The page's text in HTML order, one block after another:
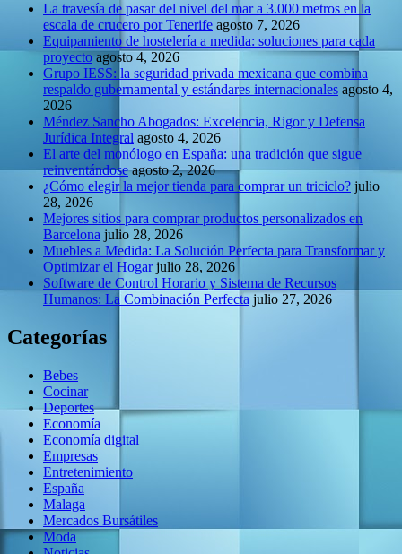
La travesía de pasar del nivel del mar a 3.000 metros en la
escala de crucero por Tenerife agosto 7, 2026
Equipamiento de hostelería a medida: soluciones para cada
proyecto agosto 4, 2026
Grupo IESS: la seguridad privada mexicana que combina
respaldo gubernamental y estándares internacionales agosto 4,
2026
Méndez Sancho Abogados: Excelencia, Rigor y Defensa
Jurídica Integral agosto 4, 2026
El arte del monólogo en España: una tradición que sigue
reinventándose agosto 2, 2026
¿Cómo elegir la mejor tienda para comprar un triciclo? julio
28, 2026
Mejores sitios para comprar productos personalizados en
Barcelona julio 28, 2026
Muebles a Medida: La Solución Perfecta para Transformar y
Optimizar el Hogar julio 28, 2026
Software de Control Horario y Sistema de Recursos
Humanos: La Combinación Perfecta julio 27, 2026
Categorías
Bebes
Cocinar
Deportes
Economía
Economía digital
Empresas
Entretenimiento
España
Malaga
Mercados Bursátiles
Moda